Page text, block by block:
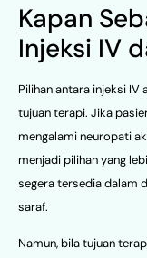
Kapan
Injeksi IV
Pilihan antara injeksi
tujuan terapi. Jika
mengalami neuropati
menjadi pilihan yang
segera tersedia dalam
saraf.
Namun, bila tujuan